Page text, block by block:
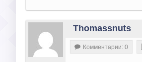
Thomassnuts
Комментарии: 0